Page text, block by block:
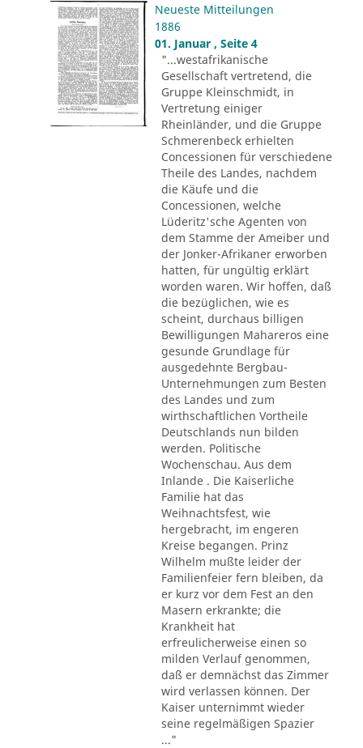
Neueste Mitteilungen
1886
01. Januar , Seite 4
"...westafrikanische
Gesellschaft vertretend, die
Gruppe Kleinschmidt, in
Vertretung einiger
Rheinländer, und die Gruppe
Schmerenbeck erhielten
Concessionen für verschiedene
Theile des Landes, nachdem
die Käufe und die
Concessionen, welche
Lüderitz'sche Agenten von
dem Stamme der Ameiber und
der Jonker-Afrikaner erworben
hatten, für ungültig erklärt
worden waren. Wir hoffen, daß
die bezüglichen, wie es
scheint, durchaus billigen
Bewilligungen Mahareros eine
gesunde Grundlage für
ausgedehnte Bergbau-
Unternehmungen zum Besten
des Landes und zum
wirthschaftlichen Vortheile
Deutschlands nun bilden
werden. Politische
Wochenschau. Aus dem
Inlande . Die Kaiserliche
Familie hat das
Weihnachtsfest, wie
hergebracht, im engeren
Kreise begangen. Prinz
Wilhelm mußte leider der
Familienfeier fern bleiben, da
er kurz vor dem Fest an den
Masern erkrankte; die
Krankheit hat
erfreulicherweise einen so
milden Verlauf genommen,
daß er demnächst das Zimmer
wird verlassen können. Der
Kaiser unternimmt wieder
seine regelmäßigen Spazier
..."